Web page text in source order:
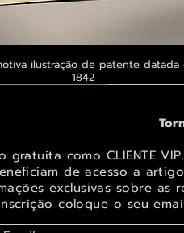
Visualização rápida
ilustração de patente datada
1842
gratuita como CLIENTE VIP.
de acesso a
exclusivas sobre as
coloque o seu